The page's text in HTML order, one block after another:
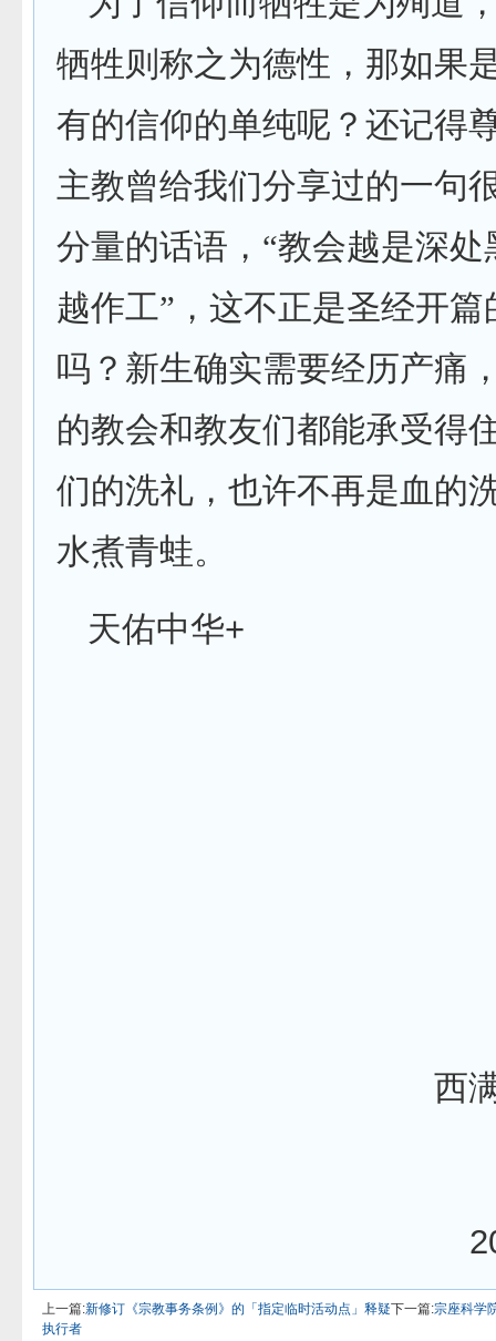
牺牲则称之为德性，那如果
有的信仰的单纯呢？还记得
主教曾给我们分享过的一句
分量的话语，“教会越是深处
越作工”，这不正是圣经开
吗？新生确实需要经历产痛
的教会和教友们都能承受得
们的洗礼，也许不再是血的
水煮青蛙。
天佑中华+
西
上一篇:新修订《宗教事务条例》的「指定临时活动点」释疑下一篇:宗座科学
执行者